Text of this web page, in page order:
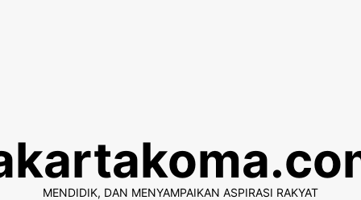
content
MENDIDIK, DAN MENYAMPAIKAN ASPIRASI RAKYAT